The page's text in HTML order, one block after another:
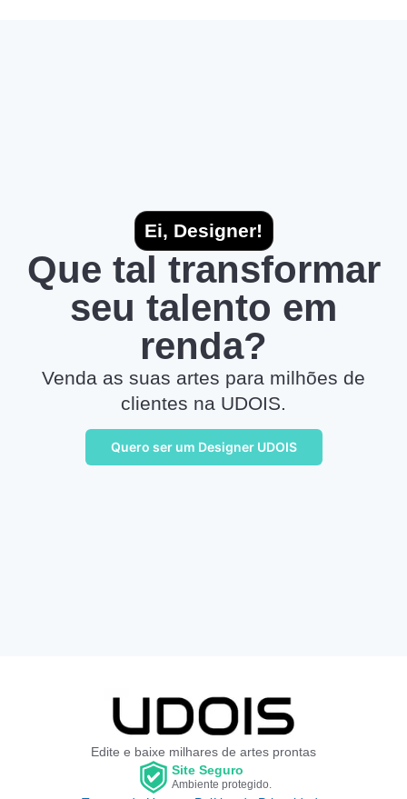
Ei, Designer!
Que tal transformar
seu talento em
renda?
Venda as suas artes para milhões de
clientes na UDOIS.
Quero ser um Designer UDOIS
Edite e baixe milhares de artes prontas
Site Seguro
Ambiente protegido.